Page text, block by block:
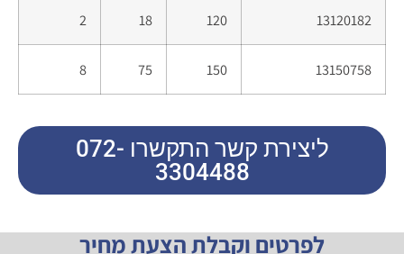
13120182
120
18
2
13150758
150
75
8
ליצירת קשר התקשרו 072-
3304488
לפרטים וקבלת הצעת מחיר